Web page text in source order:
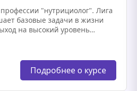
"нутрициолог". Лига
базовые задачи в жизни
на высокий уровень
— и всё это через…
Подробнее о курсе